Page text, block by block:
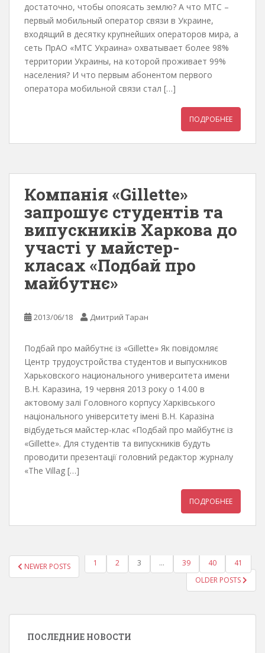
достаточно, чтобы опоясать землю? А что МТС –
первый мобильный оператор связи в Украине,
входящий в десятку крупнейших операторов мира, а
сеть ПрАО «МТС Украина» охватывает более 98%
территории Украины, на которой проживает 99%
населения? И что первым абонентом первого
оператора мобильной связи стал […]
ПОДРОБНЕЕ
Компанія «Gillette»
запрошує студентів та
випускників Харкова до
участі у майстер-
класах «Подбай про
майбутнє»
2013/06/18 Дмитрий Таран
Подбай про майбутнє із «Gillette» Як повідомляє
Центр трудоустройства студентов и выпускников
Харьковского национального университета имени
В.Н. Каразина, 19 червня 2013 року о 14.00 в
актовому залі Головного корпусу Харківського
національного університету імені В.Н. Каразіна
відбудеться майстер-клас «Подбай про майбутнє із
«Gillette». Для студентів та випускників будуть
проводити презентації головний редактор журналу
«The Villag […]
ПОДРОБНЕЕ
ПАГИНАЦИЯ ЗАПИСЕЙ
NEWER POSTS 1 2 3 … 39 40
41
OLDER POSTS
ПОСЛЕДНИЕ НОВОСТИ